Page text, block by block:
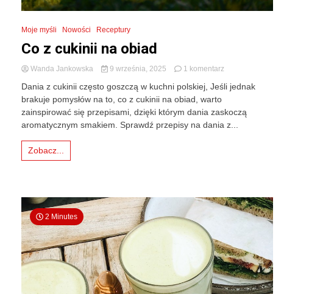
Moje myśli Nowości Receptury
Co z cukinii na obiad
Wanda Jankowska 9 września, 2025 1 komentarzdo
z
na
obiad
Dania z cukinii często goszczą w kuchni polskiej, Jeśli jednak
brakuje pomysłów na to, co z cukinii na obiad, warto
zainspirować się przepisami, dzięki którym dania zaskoczą
aromatycznym smakiem. Sprawdź przepisy na dania z...
Zobacz...
2 Minutes